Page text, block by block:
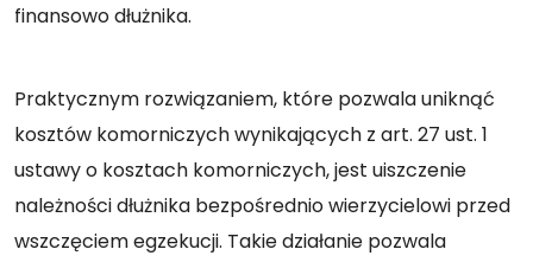
finansowo dłużnika.
Praktycznym rozwiązaniem, które pozwala uniknąć
kosztów komorniczych wynikających z art. 27 ust. 1
ustawy o kosztach komorniczych, jest uiszczenie
należności dłużnika bezpośrednio wierzycielowi przed
wszczęciem egzekucji. Takie działanie pozwala